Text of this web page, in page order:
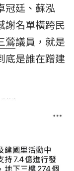
冠廷、蘇泓
謝名單橫跨民
鶯議員，就是
底是誰在蹭建